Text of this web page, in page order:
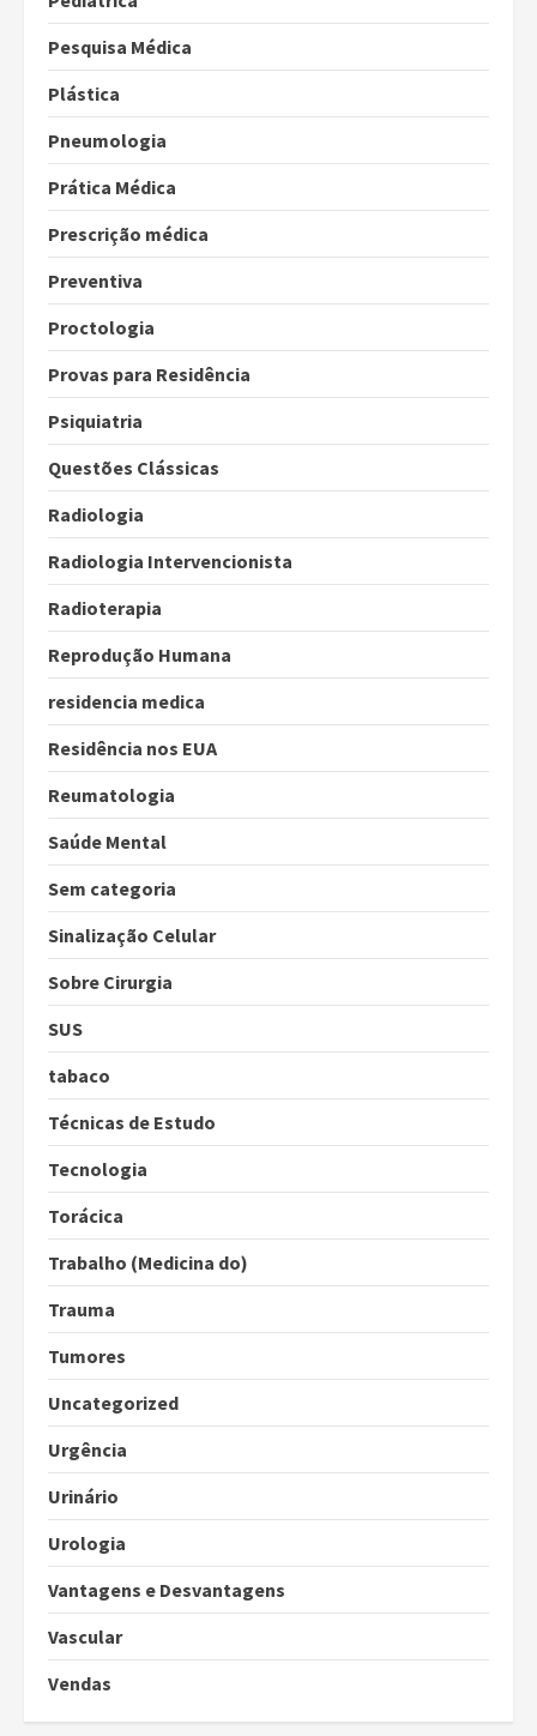
Pesquisa Médica
Plástica
Pneumologia
Prática Médica
Prescrição médica
Preventiva
Proctologia
Provas para Residência
Psiquiatria
Questões Clássicas
Radiologia
Radiologia Intervencionista
Radioterapia
Reprodução Humana
residencia medica
Residência nos EUA
Reumatologia
Saúde Mental
Sem categoria
Sinalização Celular
Sobre Cirurgia
SUS
tabaco
Técnicas de Estudo
Tecnologia
Torácica
Trabalho (Medicina do)
Trauma
Tumores
Uncategorized
Urgência
Urinário
Urologia
Vantagens e Desvantagens
Vascular
Vendas